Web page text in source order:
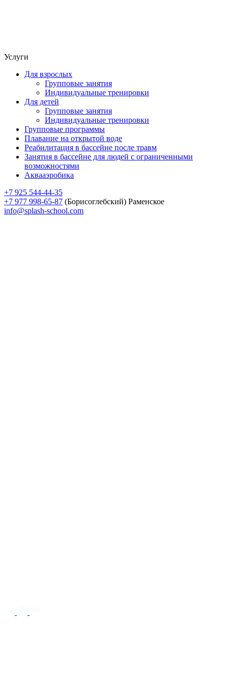
Услуги
Для взрослых
Групповые занятия
Индивидуальные тренировки
Для детей
Групповые занятия
Индивидуальные тренировки
Групповые программы
Плавание на открытой воде
Реабилитация в бассейне после травм
Занятия в бассейне для людей с ограниченными
возможностями
Аквааэробика
+7 925 544-44-35
+7 977 998-65-87 (Борисоглебский) Раменское
info@splash-school.com